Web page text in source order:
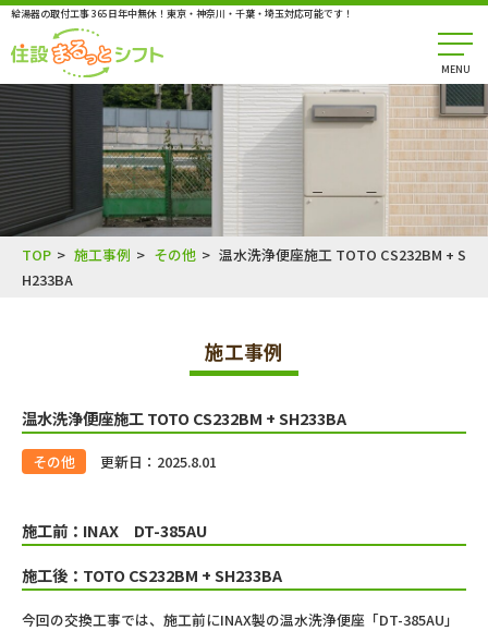
給湯器の取付工事 365日年中無休！東京・神奈川・千葉・埼玉対応可能です！
MENU
TOP 施工事例 その他
温水洗浄便座施工 TOTO CS232BM + S
H233BA
施工事例
温水洗浄便座施工 TOTO CS232BM + SH233BA
その他 更新日：2025.8.01
施工前：INAX DT-385AU
施工後：TOTO CS232BM + SH233BA
今回の交換工事では、施工前にINAX製の温水洗浄便座「DT-385AU」